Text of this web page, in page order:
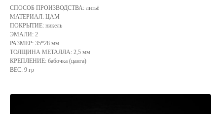
СПОСОБ ПРОИЗВОДСТВА: литьё
МАТЕРИАЛ: ЦАМ
ПОКРЫТИЕ: никель
ЭМАЛИ: 2
РАЗМЕР: 35*28 мм
ТОЛЩИНА МЕТАЛЛА: 2,5 мм
КРЕПЛЕНИЕ: бабочка (цанга)
ВЕС: 9 гр